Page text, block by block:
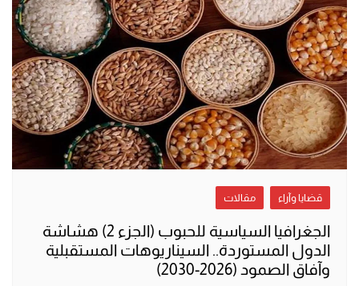
قضايا وآراء مقالات
الجغرافيا السياسية للحبوب (الجزء 2) هشاشة
الدول المستوردة.. السيناريوهات المستقبلية
وآفاق الصمود (2026-2030)